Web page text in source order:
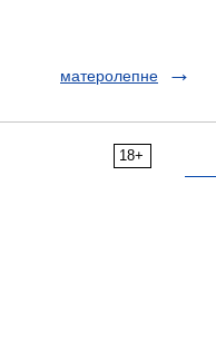
матеролепне
18+